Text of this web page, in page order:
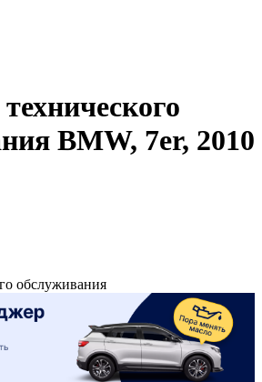
BMW, 7er, 2010
обслуживания